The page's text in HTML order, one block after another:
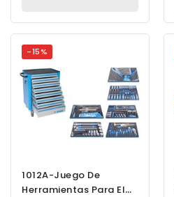
-15%
1012A-Juego De
Herramientas Para El